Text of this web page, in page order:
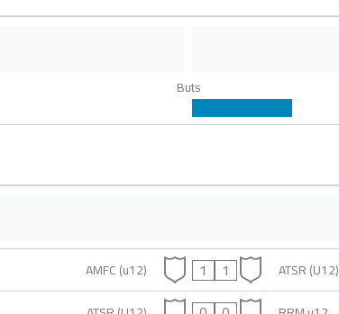
Buts
AMFC (u12) 1 1
ATSR (U12)